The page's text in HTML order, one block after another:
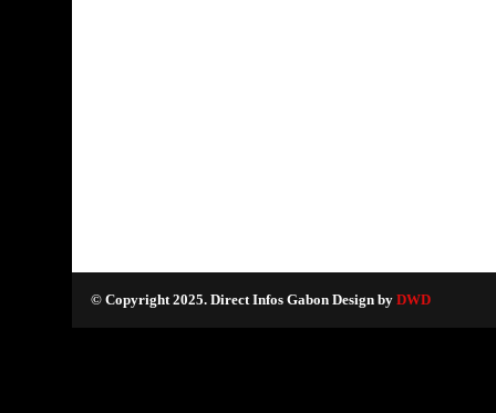
© Copyright 2025. Direct Infos Gabon Design by DWD